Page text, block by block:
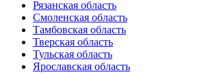
Рязанская область
Смоленская область
Тамбовская область
Тверская область
Тульская область
Ярославская область